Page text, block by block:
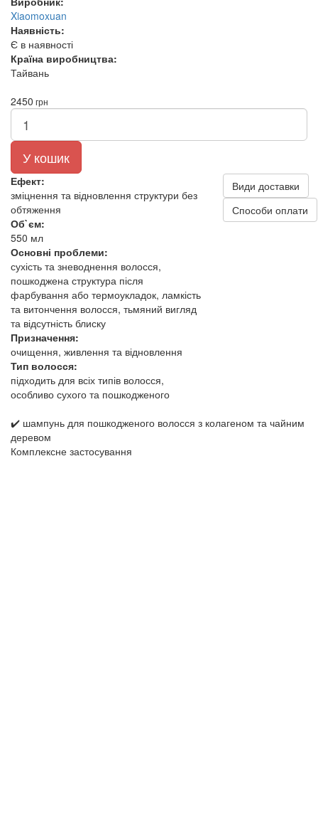
Xiaomoxuan
Наявність:
Є в наявності
Країна виробництва:
Тайвань
2450 грн
У кошик
Ефект:
зміцнення та відновлення структури без
обтяження
Об`єм:
550 мл
Основні проблеми:
сухість та зневоднення волосся,
пошкоджена структура після
фарбування або термоукладок, ламкість
та витончення волосся, тьмяний вигляд
та відсутність блиску
Призначення:
очищення, живлення та відновлення
Тип волосся:
підходить для всіх типів волосся,
особливо сухого та пошкодженого
Види доставки
Способи оплати
✔️ шампунь для пошкодженого волосся з колагеном та чайним
деревом
Комплексне застосування